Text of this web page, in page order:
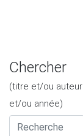
Chercher
(titre et/ou auteur
et/ou année)